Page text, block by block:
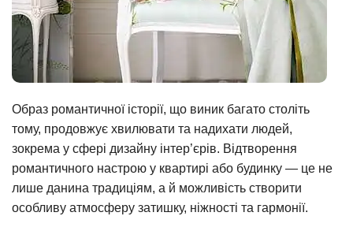
Образ романтичної історії, що виник багато століть
тому, продовжує хвилювати та надихати людей,
зокрема у сфері дизайну інтер’єрів. Відтворення
романтичного настрою у квартирі або будинку — це не
лише данина традиціям, а й можливість створити
особливу атмосферу затишку, ніжності та гармонії.